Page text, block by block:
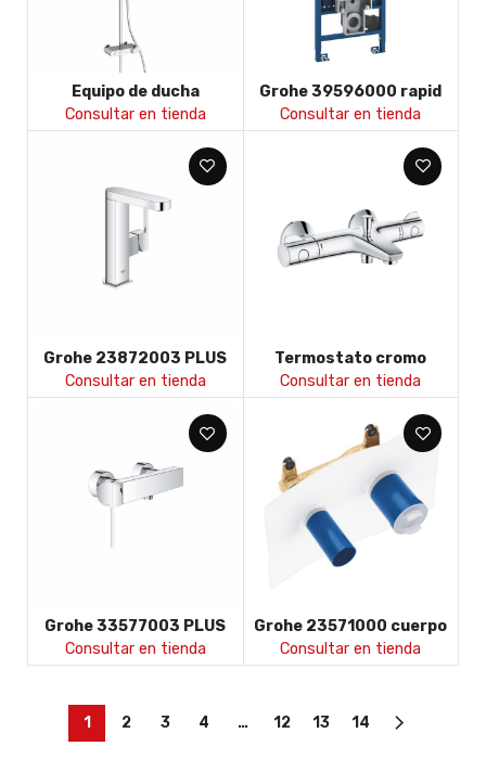
Equipo de ducha
Termostatica Baho Atrio
telescopico
Consultar en tienda
Grohe 39596000 rapid
slx wc 3-6 litros 1,13
Consultar en tienda
Grohe 23872003 PLUS
Monomando de lavabo de
1/2 c/liso con vaciador
Consultar en tienda
Termostato cromo
Grohe 34567000 G800
baño/ducha
Consultar en tienda
Grohe 33577003 PLUS
Monomando de ducha
1/2&amp;amp;quot;
Consultar en tienda
Grohe 23571000 cuerpo
universal 1/2 para
monomandos murales
Consultar en tienda
1 2 3 4 … 12 13 14